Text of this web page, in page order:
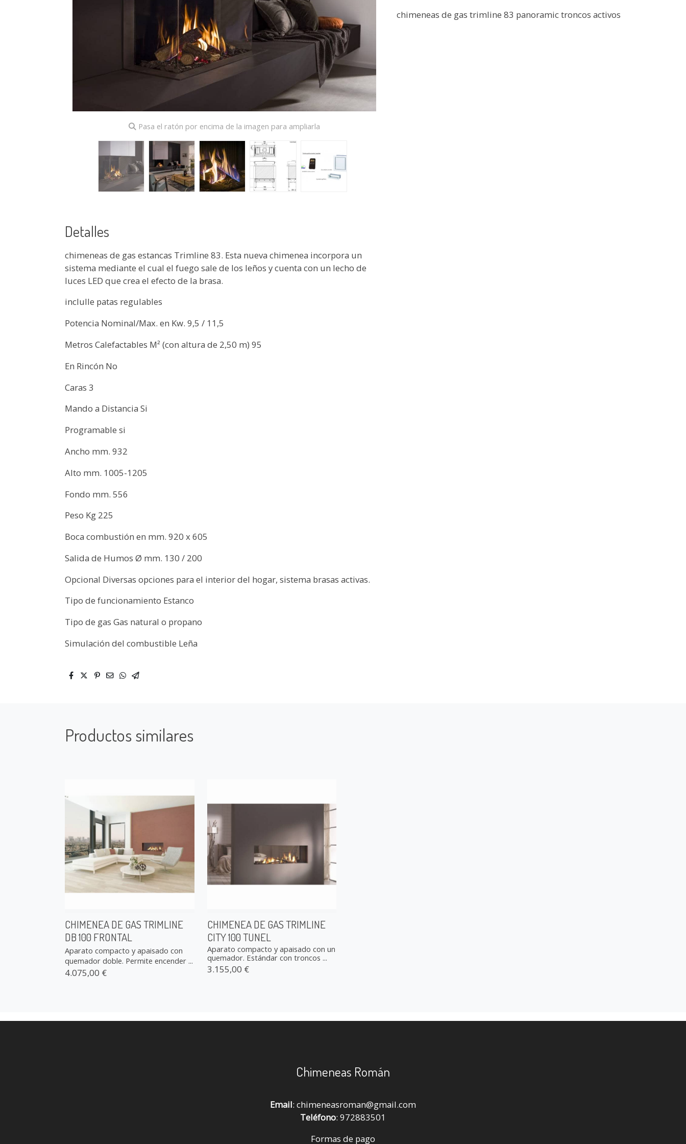
Pasa el ratón por encima de la imagen para ampliarla
Detalles
chimeneas de gas estancas Trimline 83. Esta nueva chimenea incorpora un
sistema mediante el cual el fuego sale de los leños y cuenta con un lecho de
luces LED que crea el efecto de la brasa.
inclulle patas regulables
Potencia Nominal/Max. en Kw. 9,5 / 11,5
Metros Calefactables M² (con altura de 2,50 m) 95
En Rincón No
Caras 3
Mando a Distancia Si
Programable si
Ancho mm. 932
Alto mm. 1005-1205
Fondo mm. 556
Peso Kg 225
Boca combustión en mm. 920 x 605
Salida de Humos Ø mm. 130 / 200
Opcional Diversas opciones para el interior del hogar, sistema brasas activas.
Tipo de funcionamiento Estanco
Tipo de gas Gas natural o propano
Simulación del combustible Leña
chimeneas de gas trimline 83 panoramic troncos activos
Productos similares
CHIMENEA DE GAS TRIMLINE
DB 100 FRONTAL
Aparato compacto y apaisado con
quemador doble. Permite encender ...
4.075,00 €
CHIMENEA DE GAS TRIMLINE
CITY 100 TUNEL
Aparato compacto y apaisado con un
quemador. Estándar con troncos ...
3.155,00 €
Chimeneas Román
Email: chimeneasroman@gmail.com
Teléfono: 972883501
Formas de pago